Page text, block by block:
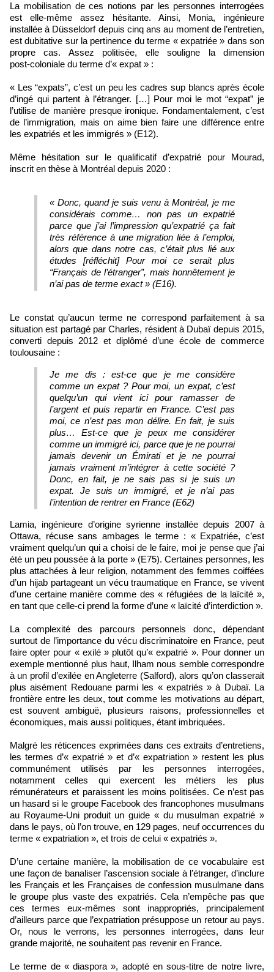
La mobilisation de ces notions par les personnes interrogées
est elle‑même assez hésitante. Ainsi, Monia, ingénieure
installée à Düsseldorf depuis cinq ans au moment de l’entretien,
est dubitative sur la pertinence du terme « expatriée » dans son
propre cas. Assez politisée, elle souligne la dimension
post‑coloniale du terme d’« expat » :
« Les “expats”, c’est un peu les cadres sup blancs après école
d’ingé qui partent à l’étranger. […] Pour moi le mot “expat” je
l’utilise de manière presque ironique. Fondamentalement, c’est
de l’immigration, mais on aime bien faire une différence entre
les expatriés et les immigrés » (E12).
Même hésitation sur le qualificatif d’expatrié pour Mourad,
inscrit en thèse à Montréal depuis 2020 :
« Donc, quand je suis venu à Montréal, je me
considérais comme… non pas un expatrié
parce que j’ai l’impression qu’expatrié ça fait
très référence à une migration liée à l’emploi,
alors que dans notre cas, c’était plus lié aux
études [réfléchit] Pour moi ce serait plus
“Français de l’étranger”, mais honnêtement je
n’ai pas de terme exact » (E16).
Le constat qu’aucun terme ne correspond parfaitement à sa
situation est partagé par Charles, résident à Dubaï depuis 2015,
converti depuis 2012 et diplômé d’une école de commerce
toulousaine :
Je me dis : est‑ce que je me considère
comme un expat ? Pour moi, un expat, c’est
quelqu’un qui vient ici pour ramasser de
l’argent et puis repartir en France. C’est pas
moi, ce n’est pas mon délire. En fait, je suis
plus… Est‑ce que je peux me considérer
comme un immigré ici, parce que je ne pourrai
jamais devenir un Émirati et je ne pourrai
jamais vraiment m’intégrer à cette société ?
Donc, en fait, je ne sais pas si je suis un
expat. Je suis un immigré, et je n’ai pas
l’intention de rentrer en France (E62)
Lamia, ingénieure d’origine syrienne installée depuis 2007 à
Ottawa, récuse sans ambages le terme : « Expatriée, c’est
vraiment quelqu’un qui a choisi de le faire, moi je pense que j’ai
été un peu poussée à la porte » (E75). Certaines personnes, les
plus attachées à leur religion, notamment des femmes coiffées
d’un hijab partageant un vécu traumatique en France, se vivent
d’une certaine manière comme des « réfugiées de la laïcité »,
en tant que celle‑ci prend la forme d’une « laïcité d’interdiction ».
La complexité des parcours personnels donc, dépendant
surtout de l’importance du vécu discriminatoire en France, peut
faire opter pour « exilé » plutôt qu’« expatrié ». Pour donner un
exemple mentionné plus haut, Ilham nous semble correspondre
à un profil d’exilée en Angleterre (Salford), alors qu’on classerait
plus aisément Redouane parmi les « expatriés » à Dubaï. La
frontière entre les deux, tout comme les motivations au départ,
est souvent ambiguë, plusieurs raisons, professionnelles et
économiques, mais aussi politiques, étant imbriquées.
Malgré les réticences exprimées dans ces extraits d’entretiens,
les termes d’« expatrié » et d’« expatriation » restent les plus
communément utilisés par les personnes interrogées,
notamment celles qui exercent les métiers les plus
rémunérateurs et paraissent les moins politisées. Ce n’est pas
un hasard si le groupe Facebook des francophones musulmans
au Royaume‑Uni produit un guide « du musulman expatrié »
dans le pays, où l’on trouve, en 129 pages, neuf occurrences du
terme « expatriation », et trois de celui « expatriés ».
D’une certaine manière, la mobilisation de ce vocabulaire est
une façon de banaliser l’ascension sociale à l’étranger, d’inclure
les Français et les Françaises de confession musulmane dans
le groupe plus vaste des expatriés. Cela n’empêche pas que
ces termes eux‑mêmes sont inappropriés, principalement
d’ailleurs parce que l’expatriation présuppose un retour au pays.
Or, nous le verrons, les personnes interrogées, dans leur
grande majorité, ne souhaitent pas revenir en France.
Le terme de « diaspora », adopté en sous‑titre de notre livre,